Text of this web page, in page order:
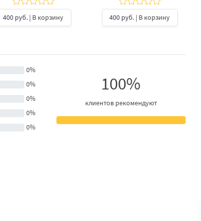
400 руб. | В корзину 400 руб. | В корзину
0%
0%
0%
0%
0%
100%
клиентов рекомендуют